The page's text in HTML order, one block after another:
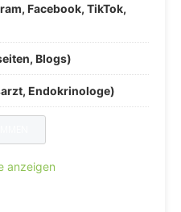
Facebook, TikTok,
Blogs)
Endokrinologe)
anzeigen